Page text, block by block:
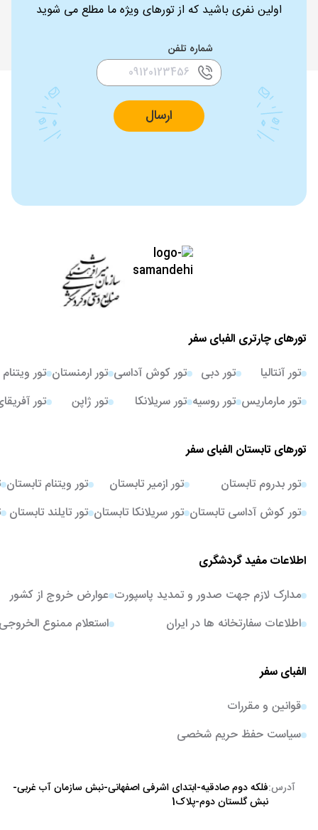
اولین نفری باشید که از تورهای ویژه ما مطلع می شوید
شماره تلفن
ارسال
تورهای چارتری الفبای سفر
تور آنتالیا
تور مارماریس
تور دبی
تور روسیه
تور کوش آداسی
تور سریلانکا
تور ارمنستان
تور ژاپن
تور ویتنام
تور
تورهای تابستان الفبای سفر
تور بدروم تابستان
تور کوش آداسی تابستان
تور ازمیر تابستان
تور سریلانکا تابستان
تور ویتنام تابستان
تور تایلند تابستان
اطلاعات مفید گردشگری
مدارک لازم جهت صدور و تمدید پاسپورت
اطلاعات سفارتخانه ها در ایران
عوارض خروج از کشور
استعلام ممنوع
الفبای سفر
قوانین و مقررات
سیاست حفظ حریم شخصی
آدرس:فلکه دوم صادقیه-ابتدای اشرفی اصفهانی-نبش سازمان آب غربی-
نبش گلستان دوم-پلاک1